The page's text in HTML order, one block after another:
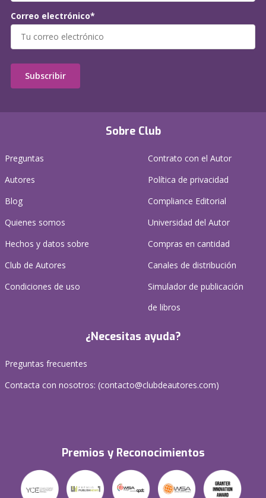
Sobre Club
Preguntas
Autores
Blog
Quienes somos
Hechos y datos sobre
Club de Autores
Condiciones de uso
Contrato con el Autor
Política de privacidad
Compliance Editorial
Universidad del Autor
Compras en cantidad
Canales de distribución
Simulador de publicación
de libros
¿Necesitas ayuda?
Preguntas frecuentes
Contacta con nosotros: (contacto@clubdeautores.com)
Premios y Reconocimientos
Correo electrónico*
Subscribir